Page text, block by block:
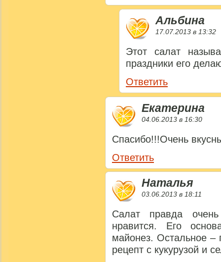
Альбина
17.07.2013 в 13:32
Этот салат
праздники его
Ответить
Екатерина
04.06.2013 в 16:30
Спасибо!!!Очень
Ответить
Наталья
03.06.2013 в 18:11
Салат правда
нравится. Его
майонез. Остальное
рецепт с кукурузой и